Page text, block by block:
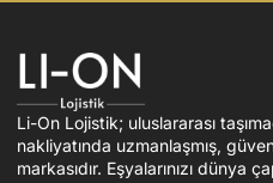
Li-On Lojistik; uluslararası
nakliyatında uzmanlaşmış,
markasıdır. Eşyalarınızı dünya